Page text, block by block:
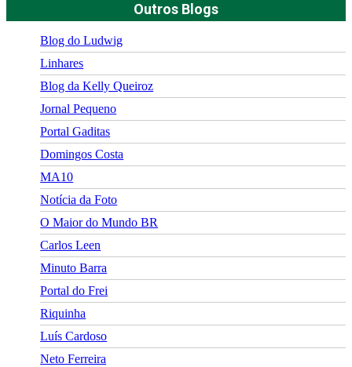
Outros Blogs
Blog do Ludwig
Linhares
Blog da Kelly Queiroz
Jornal Pequeno
Portal Gaditas
Domingos Costa
MA10
Notícia da Foto
O Maior do Mundo BR
Carlos Leen
Minuto Barra
Portal do Frei
Riquinha
Luís Cardoso
Neto Ferreira